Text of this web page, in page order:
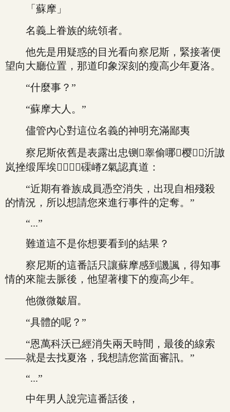
「蘇摩」
名義上眷族的統領者。
他先是用疑惑的目光看向察尼斯，緊接著便
望向大廳位置，那道印象深刻的瘦高少年夏洛。
“什麼事？”
“蘇摩大人。”
儘管內心對這位名義的神明充滿鄙夷
察尼斯依舊是表露出忠铡睾偷哪樱沂謸
岚挫缎厍埃⑽⒐磲嵴Z氣認真道：
“近期有眷族成員憑空消失，出現自相殘殺
的情況，所以想請您來進行事件的定奪。”
“...”
難道這不是你想要看到的結果？
察尼斯的這番話只讓蘇摩感到譏諷，得知事
情的來龍去脈後，他望著樓下的瘦高少年。
他微微皺眉。
“具體的呢？”
“恩萬科沃已經消失兩天時間，最後的線索
——就是去找夏洛，我想請您當面審訊。”
“...”
中年男人說完這番話後，